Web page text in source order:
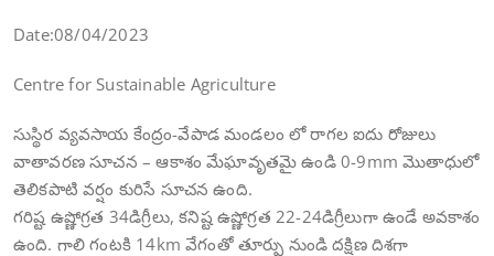
Date:08/04/2023
Centre for Sustainable Agriculture
సుస్థిర వ్యవసాయ కేంద్రం-వేపాడ మండలం లో రాగల ఐదు రోజులు
వాతావరణ సూచన – ఆకాశం మేఘావృతమై ఉండి 0-9mm మొతాధులో
తెలికపాటి వర్షం కురిసే సూచన ఉంది.
గరిష్ట ఉష్ణోగ్రత 34డిగ్రీలు, కనిష్ట ఉష్ణోగ్రత 22-24డిగ్రీలుగా ఉండే అవకాశం
ఉంది. గాలి గంటకి 14km వేగంతో తూర్పు నుండి దక్షిణ దిశగా